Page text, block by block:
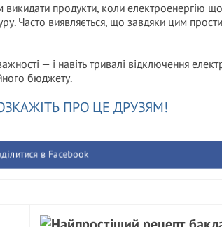
викидати продукти, коли електроенергію
Часто виявляється, що завдяки цим
— і навіть тривалі відключення
бюджету.
ПРО ЦЕ ДРУЗЯМ!
в Facebook